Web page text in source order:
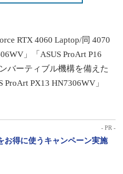
RTX 4060 Laptop/同 4070
」「ASUS ProArt P16
バーティブル機構を備えた
PX13 HN7306WV」
- PR -
お得に使うキャンペーン実施